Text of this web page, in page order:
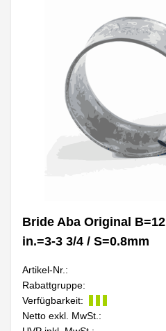
Bride Aba Original
in.=3-3 3/4 / S=0.8mm
Artikel-Nr.:
Rabattgruppe:
Verfügbarkeit:
Netto exkl. MwSt.: